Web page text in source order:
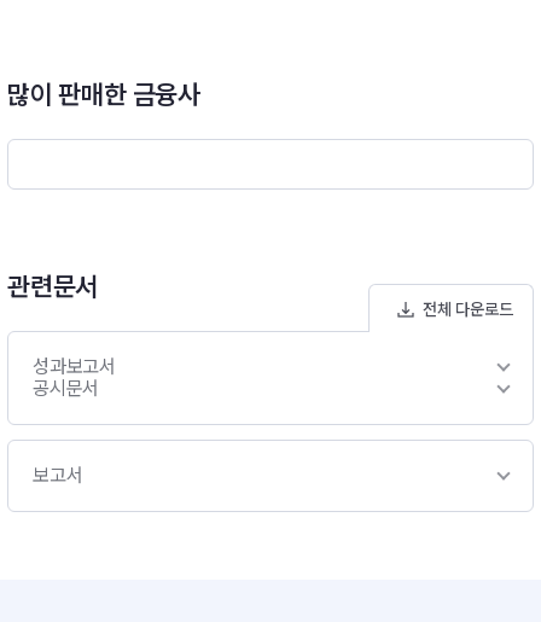
한 운용업무는 업무위탁계약(투자일임계약)에 의거 아래 회사에
서 담당하며 위탁운용에 관한 사항은 추후 변동될 수 있습니다.글
로벌 인프라 시장의 기초 여건 및 개별 산업에 대한 심층분석 토
치를 증가시키고자, 글로벌 인프라 관련 집합투자증권 및 주식에
자 프로세스>초기 심사 > 종목 선택 > 포트폴리오 운용 > 심사위
원회 > 투자 모니터링 및 평가
많이 판매한 금융사
관련문서
전체 다운로드
성과보고서
공시문서
보고서